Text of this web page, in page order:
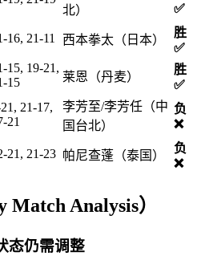
北）
✅
16, 21-11 西本拳太（日本）
胜
✅
15, 19-21,
15
莱恩（丹麦）
胜
✅
21-17,
21
李芳至/李芳任（中
国台北）
负
❌
21, 21-23 帕尼查蓬（泰国）
负
❌
Analysis）
态仍需调整